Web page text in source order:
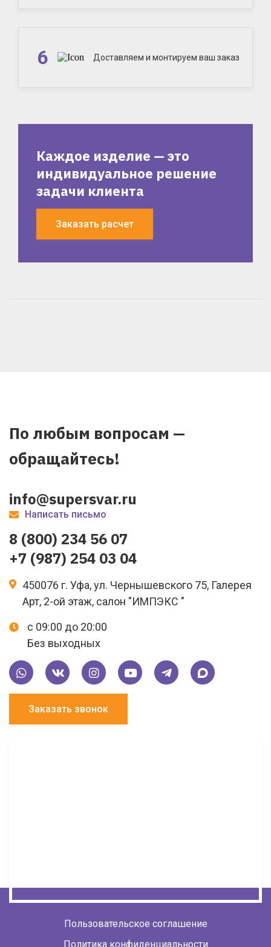
6 Доставляем и монтируем ваш заказ
Каждое изделие — это
индивидуальное решение
задачи клиента
Заказать расчет
По любым вопросам —
обращайтесь!
info@supersvar.ru
Написать письмо
8 (800) 234 56 07
+7 (987) 254 03 04
450076 г. Уфа, ул. Чернышевского 75, Галерея
Арт, 2-ой этаж, салон "ИМПЭКС "
с 09:00 до 20:00
Без выходных
Заказать звонок
Пользовательское соглашение
Политика конфиденциальности